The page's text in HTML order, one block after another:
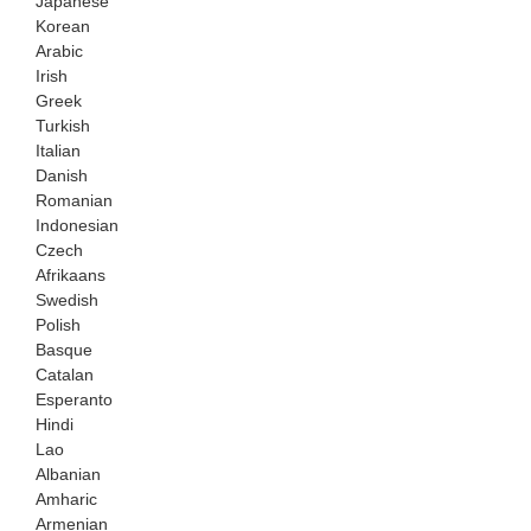
Korean
Arabic
Irish
Greek
Turkish
Italian
Danish
Romanian
Indonesian
Czech
Afrikaans
Swedish
Polish
Basque
Catalan
Esperanto
Hindi
Lao
Albanian
Amharic
Armenian